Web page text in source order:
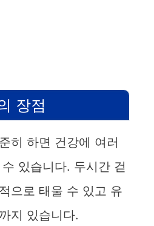
장점
히 하면 건강에 여러
있습니다. 두시간 걷
으로 태울 수 있고 유
지 있습니다.